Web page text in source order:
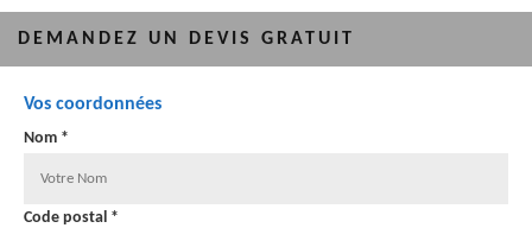
DEMANDEZ UN DEVIS GRATUIT
Vos coordonnées
Nom *
Code postal *